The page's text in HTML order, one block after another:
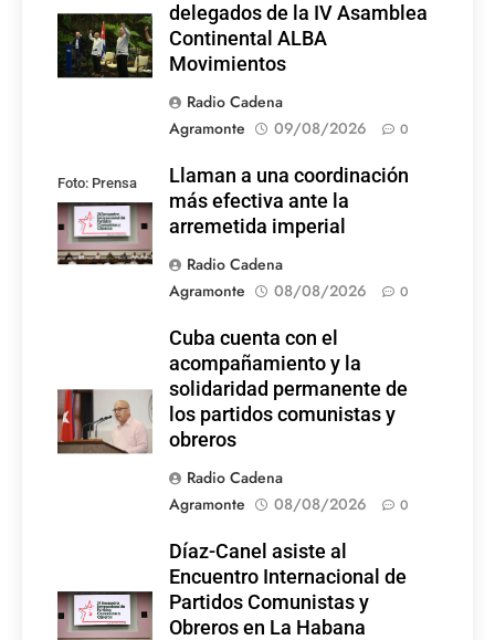
delegados de la IV Asamblea
Continental ALBA
Movimientos
Radio Cadena
Agramonte
09/08/2026 0
Foto: Prensa
Latina
Llaman a una coordinación
más efectiva ante la
arremetida imperial
Radio Cadena
Agramonte
08/08/2026 0
Cuba cuenta con el
acompañamiento y la
solidaridad permanente de
los partidos comunistas y
obreros
Radio Cadena
Agramonte
08/08/2026 0
Díaz-Canel asiste al
Encuentro Internacional de
Partidos Comunistas y
Obreros en La Habana